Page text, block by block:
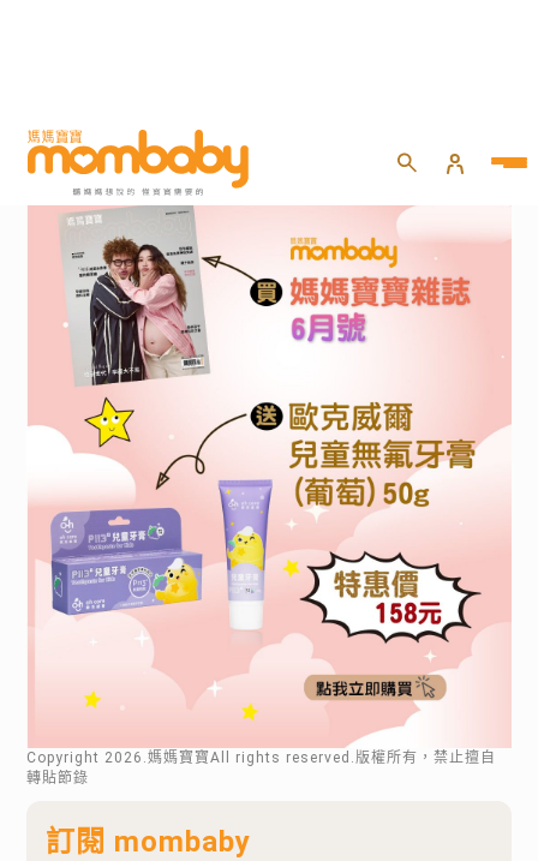
Copyright 2026 .媽媽寶寶All rights reserved.版權所有，禁止擅自
轉貼節錄
訂閱 mombaby